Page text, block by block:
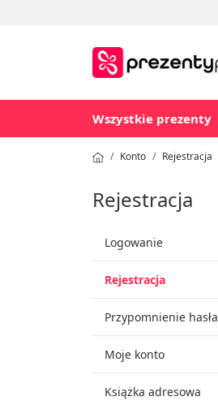
Wszystkie prezenty
Konto Rejestracja
Rejestracja
Logowanie
Rejestracja
Przypomnienie hasła
Moje konto
Książka adresowa